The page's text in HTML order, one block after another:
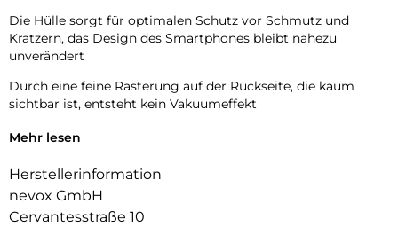
Die Hülle sorgt für optimalen Schutz vor Schmutz und
Kratzern, das Design des Smartphones bleibt nahezu
unverändert
Durch eine feine Rasterung auf der Rückseite, die kaum
sichtbar ist, entsteht kein Vakuumeffekt
Alle Tasten und Ecken werden geschützt, zudem ist für die
Mehr lesen
Herstellerinformation
nevox GmbH
Cervantesstraße 10